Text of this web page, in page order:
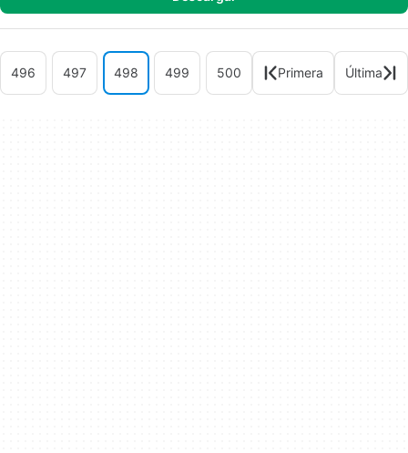
496 497 498 499 500 Primera Última